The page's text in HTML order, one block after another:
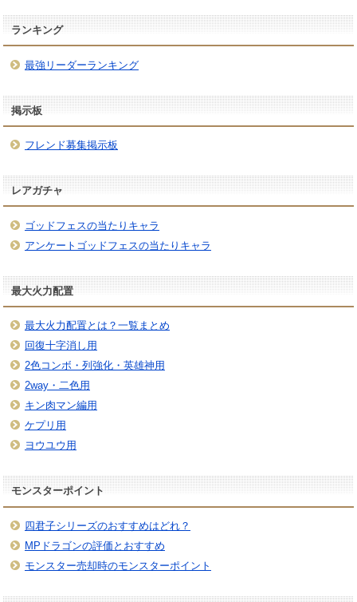
ランキング
最強リーダーランキング
掲示板
フレンド募集掲示板
レアガチャ
ゴッドフェスの当たりキャラ
アンケートゴッドフェスの当たりキャラ
最大火力配置
最大火力配置とは？一覧まとめ
回復十字消し用
2色コンボ・列強化・英雄神用
2way・二色用
キン肉マン編用
ケプリ用
ヨウユウ用
モンスターポイント
四君子シリーズのおすすめはどれ？
MPドラゴンの評価とおすすめ
モンスター売却時のモンスターポイント